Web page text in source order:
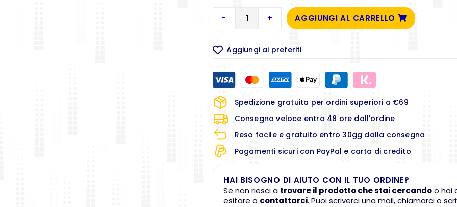
- + AGGIUNGI AL CARRELLO
Aggiungi ai preferiti
Spedizione gratuita per ordini superiori a €69
Consegna veloce entro 48 ore dall'ordine
Reso facile e gratuito entro 30gg dalla consegna
Pagamenti sicuri con PayPal e carta di credito
HAI BISOGNO DI AIUTO CON IL TUO ORDINE?
Se non riesci a trovare il prodotto che stai cercandoo hai
esitare a contattarci. Puoi scriverci una mail, chiamarci o